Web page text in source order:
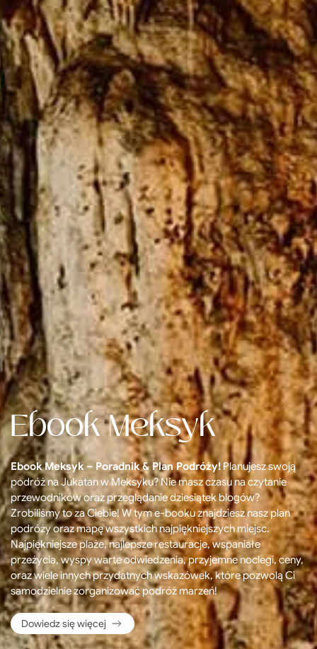
Ebook Meksyk
Ebook Meksyk – Poradnik & Plan Podróży! Planujesz swoją
podróż na Jukatan w Meksyku? Nie masz czasu na czytanie
przewodników oraz przeglądanie dziesiątek blogów?
Zrobiliśmy to za Ciebie! W tym e-booku znajdziesz nasz plan
podróży oraz mapę wszystkich najpiękniejszych miejsc.
Najpiękniejsze plaże, najlepsze restauracje, wspaniałe
przeżycia, wyspy warte odwiedzenia, przyjemne noclegi, ceny,
oraz wiele innych przydatnych wskazówek, które pozwolą Ci
samodzielnie zorganizować podróż marzeń!
Dowiedz się więcej